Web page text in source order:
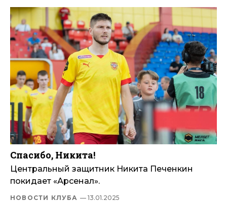
Спасибо, Никита!
Центральный защитник Никита Печенкин
покидает «Арсенал».
НОВОСТИ КЛУБА — 13.01.2025